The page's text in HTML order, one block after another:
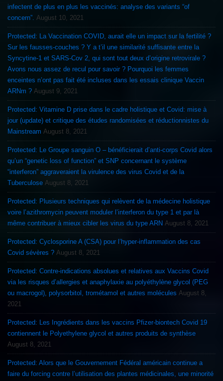
infectent de plus en plus les vaccinés: analyse des variants “of
concern”. August 10, 2021
Protected: La Vaccination COVID, aurait elle un impact sur la fertilité ?
Sur les fausses-couches ? Y a t’il une similarité suffisante entre la
Syncytine-1 et SARS-Cov 2, qui sont tout deux d’origine retrovirale ?
Avons nous assez de recul pour savoir ? Pourquoi les femmes
enceintes n’ont pas fait été incluses dans les essais clinique Vaccin
ARNm ? August 9, 2021
Protected: Vitamine D prise dans le cadre holistique et Covid: mise à
jour (update) et critique des études randomisées et réductionnistes du
Mainstream August 8, 2021
Protected: Le Groupe sanguin O – bénéficierait d’anti-corps Covid alors
qu’un “genetic loss of function” et SNP concernant le système
“interferon” aggraveraient la virulence des virus Covid et de la
Tuberculose August 8, 2021
Protected: Plusieurs techniques qui relèvent de la médecine holistique
voire l’azithromycin peuvent moduler l’interferon du type 1 et par là
même contribuer à mieux cibler les virus du type ARN August 8, 2021
Protected: Cyclosporine A (CSA) pour l’hyper-inflammation des cas
Covid sévères ? August 8, 2021
Protected: Contre-indications absolues et relatives aux Vaccins Covid
via les risques d’allergies et anaphylaxie au polyéthylène glycol (PEG
ou macrogol), polysorbitol, trométamol et autres molécules August 8,
2021
Protected: Les Ingrédients dans les vaccins Pfizer-biontech Covid 19
contiennent le Polyethylene glycol et autres produits de synthèse
August 8, 2021
Protected: Alors que le Gouvernement Fédéral américain continue a
faire du forcing contre l’utilisation des plantes médicinales, une minorité